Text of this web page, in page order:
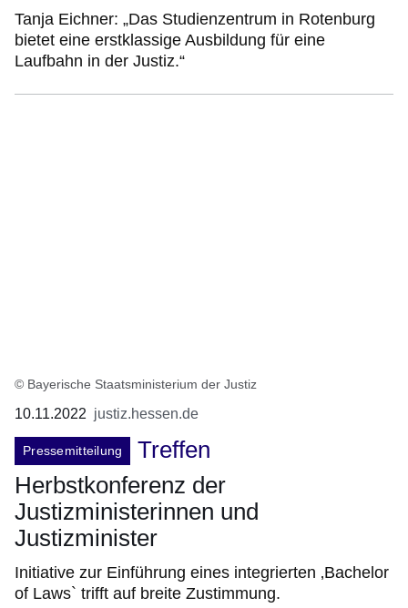
Tanja Eichner: „Das Studienzentrum in Rotenburg
bietet eine erstklassige Ausbildung für eine
Laufbahn in der Justiz.“
© Bayerische Staatsministerium der Justiz
10.11.2022 justiz.hessen.de
Pressemitteilung
Treffen
Herbstkonferenz der
Justizministerinnen und
Justizminister
Initiative zur Einführung eines integrierten ‚Bachelor
of Laws` trifft auf breite Zustimmung.